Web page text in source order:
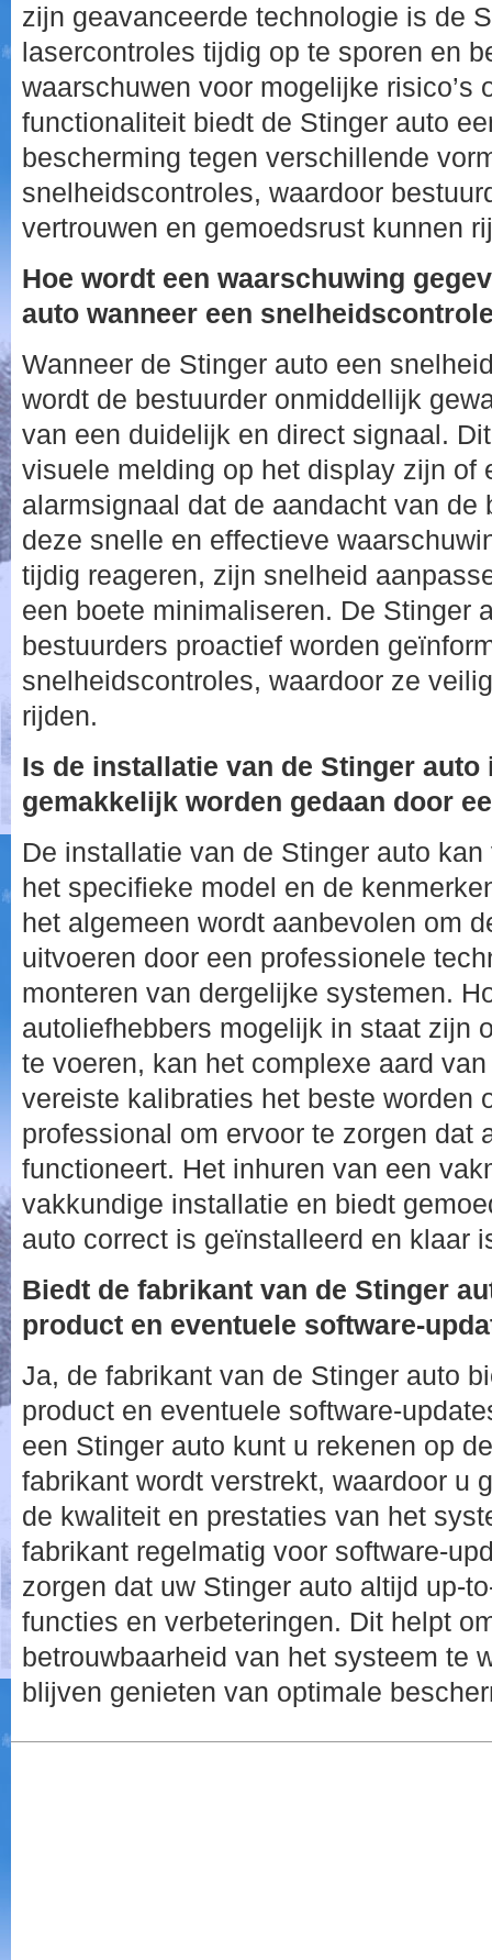
zijn geavanceerde technologie is de
lasercontroles tijdig op te sporen en
waarschuwen voor mogelijke risico’s
functionaliteit biedt de Stinger auto
bescherming tegen verschillende
snelheidscontroles, waardoor
vertrouwen en gemoedsrust kunnen
Hoe wordt een waarschuwing
auto wanneer een
Wanneer de Stinger auto een
wordt de bestuurder onmiddellijk
van een duidelijk en direct signaal.
visuele melding op het display zijn of
alarmsignaal dat de aandacht van de
deze snelle en effectieve
tijdig reageren, zijn snelheid
een boete minimaliseren. De Stinger
bestuurders proactief worden
snelheidscontroles, waardoor ze
rijden.
Is de installatie van de Stinger
gemakkelijk worden gedaan door
De installatie van de Stinger auto
het specifieke model en de
het algemeen wordt aanbevolen om
uitvoeren door een professionele
monteren van dergelijke systemen.
autoliefhebbers mogelijk in staat zijn
te voeren, kan het complexe aard
vereiste kalibraties het beste worden
professional om ervoor te zorgen dat
functioneert. Het inhuren van een
vakkundige installatie en biedt
auto correct is geïnstalleerd en klaar
Biedt de fabrikant van de Stinger
product en eventuele software-
Ja, de fabrikant van de Stinger auto
product en eventuele software-
een Stinger auto kunt u rekenen op
fabrikant wordt verstrekt, waardoor u
de kwaliteit en prestaties van het
fabrikant regelmatig voor software-
zorgen dat uw Stinger auto altijd up-
functies en verbeteringen. Dit helpt
betrouwbaarheid van het systeem te
blijven genieten van optimale